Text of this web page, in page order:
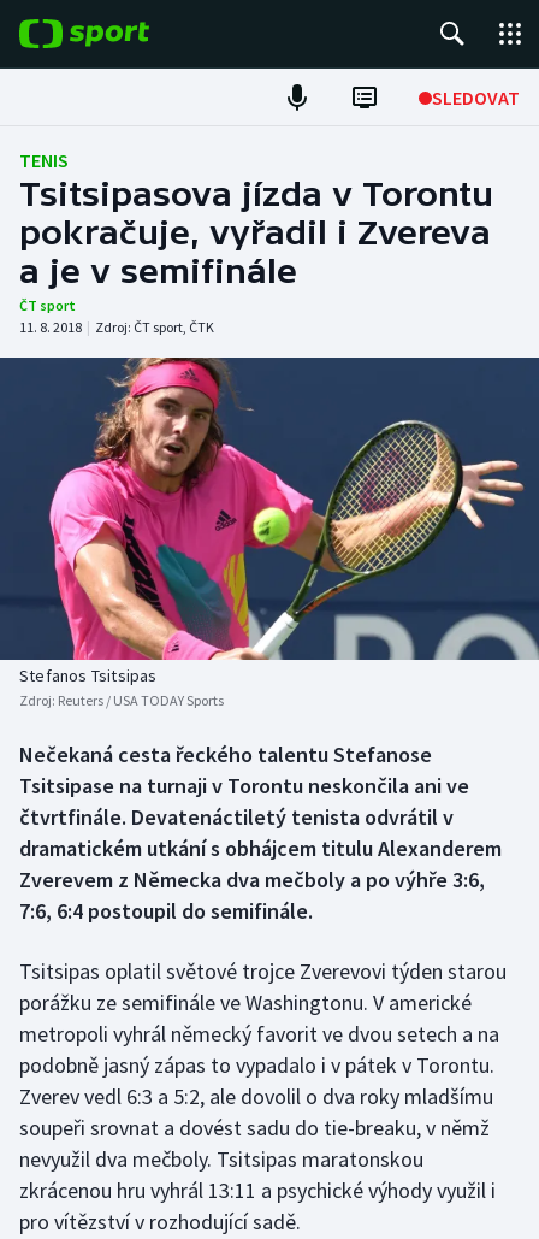
SLEDOVAT
Fotbal
Hokej
Tenis
Atletika
Cyklistika
DALŠÍ SPORTY
Americký fotbal
Baseball a softbal
Basketbal
Biatlon
Box
Curling
Dostihy
Florbal
Golf
Gymnastika
Házená
NEPŘEHLÉDNĚTE
Soutěže
Historické návraty
Aplikace ČT sport
TENIS
Tsitsipasova jízda v Torontu
pokračuje, vyřadil i Zvereva
a je v semifinále
ČT sport
11. 8. 2018 | Zdroj: ČT sport, ČTK
Stefanos Tsitsipas
Zdroj: Reuters / USA TODAY Sports
Nečekaná cesta řeckého talentu Stefanose
Tsitsipase na turnaji v Torontu neskončila ani ve
čtvrtfinále. Devatenáctiletý tenista odvrátil v
dramatickém utkání s obhájcem titulu Alexanderem
Zverevem z Německa dva mečboly a po výhře 3:6,
7:6, 6:4 postoupil do semifinále.
Tsitsipas oplatil světové trojce Zverevovi týden starou
porážku ze semifinále ve Washingtonu. V americké
metropoli vyhrál německý favorit ve dvou setech a na
podobně jasný zápas to vypadalo i v pátek v Torontu.
Zverev vedl 6:3 a 5:2, ale dovolil o dva roky mladšímu
soupeři srovnat a dovést sadu do tie-breaku, v němž
nevyužil dva mečboly. Tsitsipas maratonskou
zkrácenou hru vyhrál 13:11 a psychické výhody využil i
pro vítězství v rozhodující sadě.